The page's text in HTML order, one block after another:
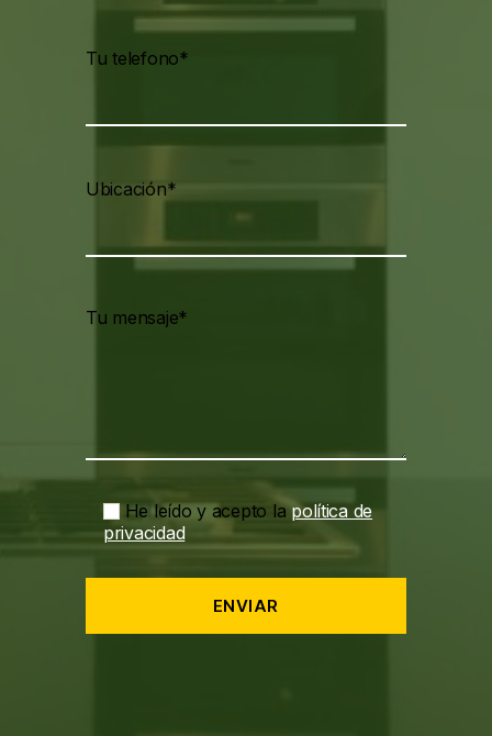
Tu telefono*
Ubicación*
Tu mensaje*
He leído y acepto lapolítica de
privacidad